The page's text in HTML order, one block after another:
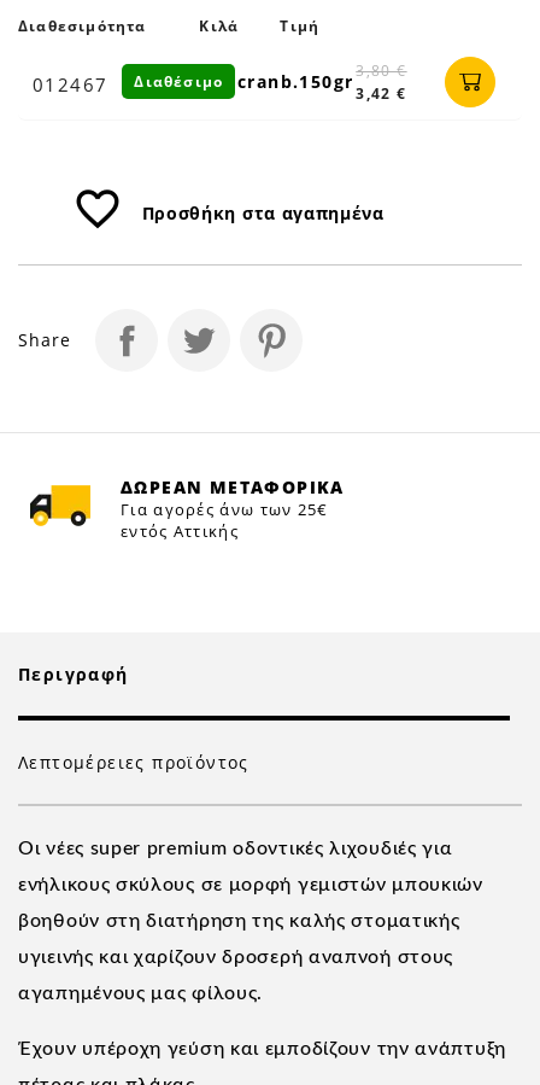
150GR
Petfan
Διαθεσιμότητα Κιλά Τιμή
012467 cranb.150gr3,80 €
3,42 €
Διαθέσιμο
favorite_border Προσθήκη στα αγαπημένα
Share
ΔΩΡΕΑΝ ΜΕΤΑΦΟΡΙΚΑ
Για αγορές άνω των 25€
εντός Αττικής
Περιγραφή
Λεπτομέρειες προϊόντος
Οι νέες super premium οδοντικές λιχουδιές για
ενήλικους σκύλους σε μορφή γεμιστών μπουκιών
βοηθούν στη διατήρηση της καλής στοματικής
υγιεινής και χαρίζουν δροσερή αναπνοή στους
αγαπημένους μας φίλους.
Έχουν υπέροχη γεύση και εμποδίζουν την ανάπτυξη